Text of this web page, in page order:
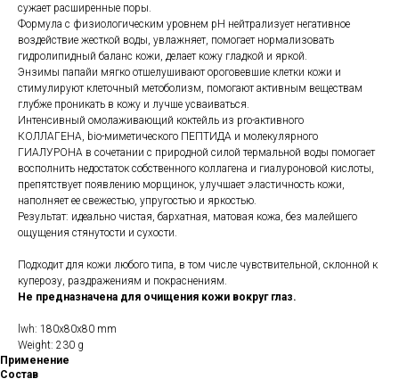
сужает расширенные поры.
Формула с физиологическим уровнем pH нейтрализует негативное
воздействие жесткой воды, увлажняет, помогает нормализовать
гидролипидный баланс кожи, делает кожу гладкой и яркой.
Энзимы папайи мягко отшелушивают ороговевшие клетки кожи и
стимулируют клеточный метоболизм, помогают активным веществам
глубже проникать в кожу и лучше усваиваться.
Интенсивный омолаживающий коктейль из pro-активного
КОЛЛАГЕНА, bio-миметического ПЕПТИДА и молекулярного
ГИАЛУРОНА в сочетании с природной силой термальной воды помогает
восполнить недостаток собственного коллагена и гиалуроновой кислоты,
препятствует появлению морщинок, улучшает эластичность кожи,
наполняет ее свежестью, упругостью и яркостью.
Результат: идеально чистая, бархатная, матовая кожа, без малейшего
ощущения стянутости и сухости.
Подходит для кожи любого типа, в том числе чувствительной, склонной к
куперозу, раздражениям и покраснениям.
Не предназначена для очищения кожи вокруг глаз.
lwh: 180x80x80 mm
Weight: 230 g
Применение
Состав